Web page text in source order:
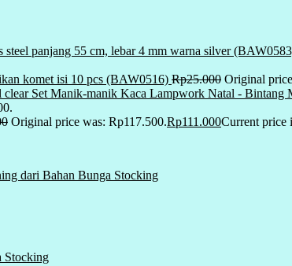
steel panjang 55 cm, lebar 4 mm warna silver
komet isi 10 pcs (BAW0516) Rp25.000 Original
Set Manik-manik Kaca Lampwork Natal - Bintang
Original price was: Rp117.500.Rp111.000Current price
dari Bahan Bunga Stocking
Stocking